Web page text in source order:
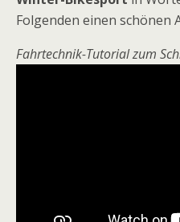
Folgenden einen schönen
Fahrtechnik-Tutorial zum